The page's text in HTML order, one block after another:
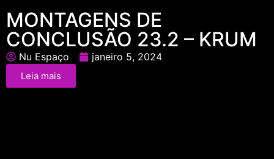
MONTAGENS DE
CONCLUSÃO 23.2 – KRUM
Nu Espaço janeiro 5, 2024
Leia mais